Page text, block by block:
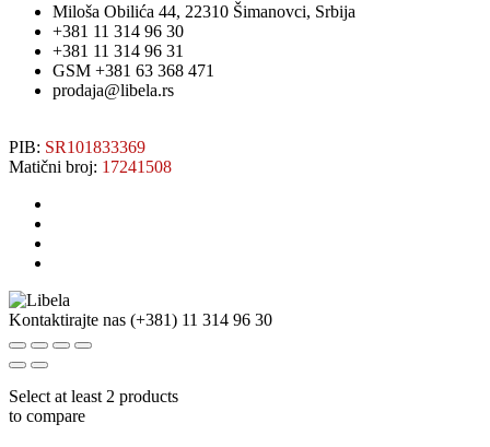
Miloša Obilića 44, 22310 Šimanovci, Srbija
+381 11 314 96 30
+381 11 314 96 31
GSM +381 63 368 471
prodaja@libela.rs
PIB: SR101833369
Matični broj: 17241508
Kontaktirajte nas (+381) 11 314 96 30
Select at least 2 products
to compare